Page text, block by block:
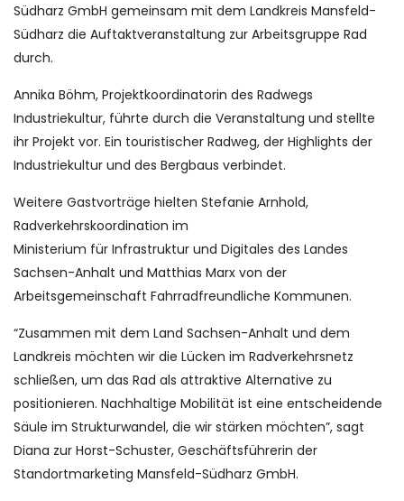
Südharz GmbH gemeinsam mit dem Landkreis Mansfeld-
Südharz die Auftaktveranstaltung zur Arbeitsgruppe Rad
durch.
Annika Böhm, Projektkoordinatorin des Radwegs
Industriekultur, führte durch die Veranstaltung und stellte
ihr Projekt vor. Ein touristischer Radweg, der Highlights der
Industriekultur und des Bergbaus verbindet.
Weitere Gastvorträge hielten Stefanie Arnhold,
Radverkehrskoordination im
Ministerium für Infrastruktur und Digitales des Landes
Sachsen-Anhalt und Matthias Marx von der
Arbeitsgemeinschaft Fahrradfreundliche Kommunen.
“Zusammen mit dem Land Sachsen-Anhalt und dem
Landkreis möchten wir die Lücken im Radverkehrsnetz
schließen, um das Rad als attraktive Alternative zu
positionieren. Nachhaltige Mobilität ist eine entscheidende
Säule im Strukturwandel, die wir stärken möchten”, sagt
Diana zur Horst-Schuster, Geschäftsführerin der
Standortmarketing Mansfeld-Südharz GmbH.